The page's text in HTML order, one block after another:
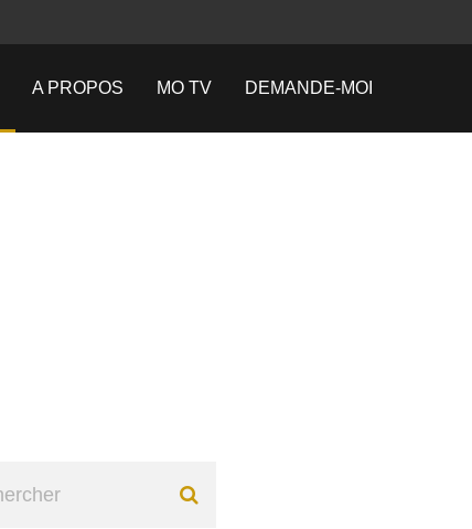
A PROPOS MO TV DEMANDE-MOI